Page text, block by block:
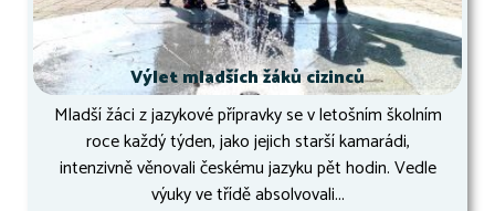
Výlet mladších žáků cizinců
Mladší žáci z jazykové přípravky se v letošním školním
roce každý týden, jako jejich starší kamarádi,
intenzivně věnovali českému jazyku pět hodin. Vedle
výuky ve třídě absolvovali...